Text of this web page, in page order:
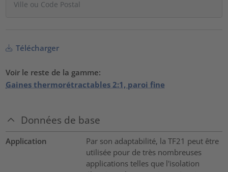
Télécharger
Voir le reste de la gamme:
Gaines thermorétractables 2:1, paroi fine
Données de base
Application
Par son adaptabilité, la TF21 peut être
utilisée pour de très nombreuses
applications telles que l'isolation